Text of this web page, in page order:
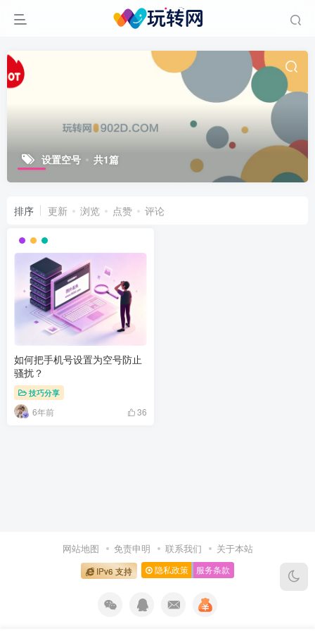
设置空号 共1篇
排序 更新 浏览 点赞 评论
如何把手机号设置为空号防止
骚扰？
技巧分享
6年前 36
网站地图 免责申明 联系我们 关于本站
IPv6 支持 隐私政策 服务条款